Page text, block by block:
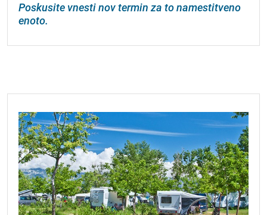
Poskusite vnesti nov termin za to namestitveno
enoto.